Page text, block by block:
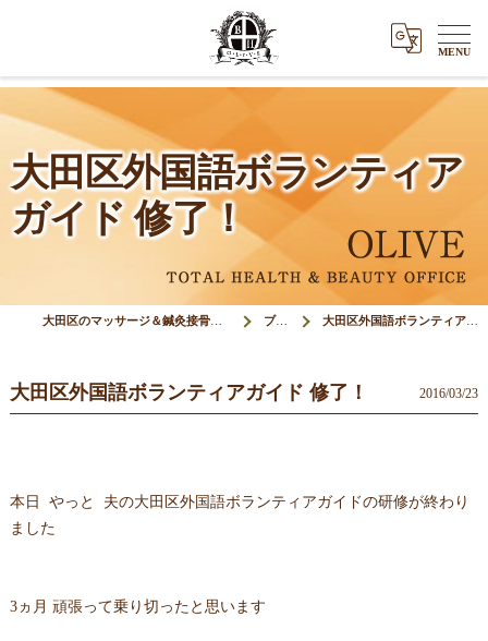
大田区外国語ボランティア
ガイド 修了！
大田区のマッサージ＆鍼灸接骨院オリーブ(Olive) ブログ 大田区外国語ボランティアガイド 修了！
大田区外国語ボランティアガイド 修了！ 2016/03/23
本日 やっと 夫の大田区外国語ボランティアガイドの研修が終わり
ました
3ヵ月 頑張って乗り切ったと思います